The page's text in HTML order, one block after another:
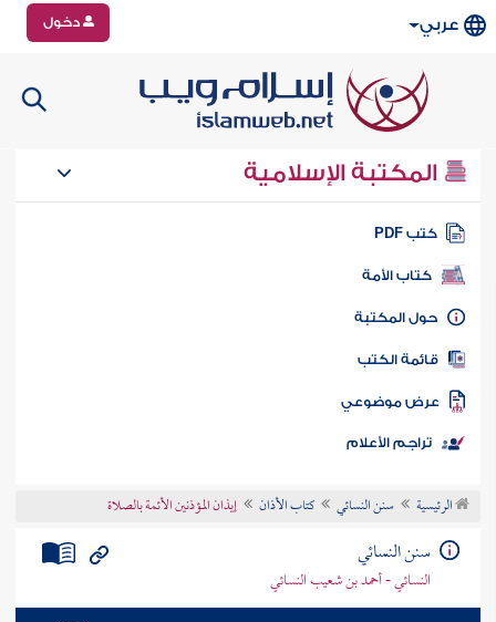
عربي دخول
المكتبة الإسلامية
كتب PDF
كتاب الأمة
المكتبة
الكتب
موضوعي
تراجم الأعلام
الرئيسية سنن النسائي كتاب الأذان إيذان المؤذنين الأئمة بالصلاة
سنن النسائي
النسائي - أحمد بن شعيب النسائي